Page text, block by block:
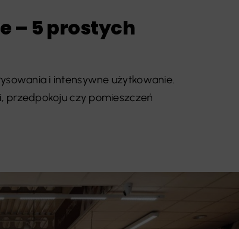
– 5 prostych
i intensywne użytkowanie.
przedpokoju czy pomieszczeń